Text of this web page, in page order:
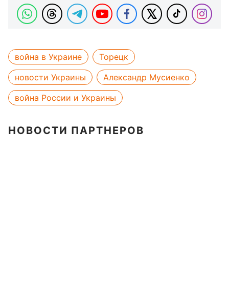
война в Украине
Торецк
новости Украины
Александр Мусиенко
война России и Украины
НОВОСТИ ПАРТНЕРОВ